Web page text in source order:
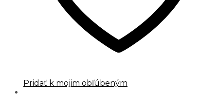
Pridať k mojim obľúbeným